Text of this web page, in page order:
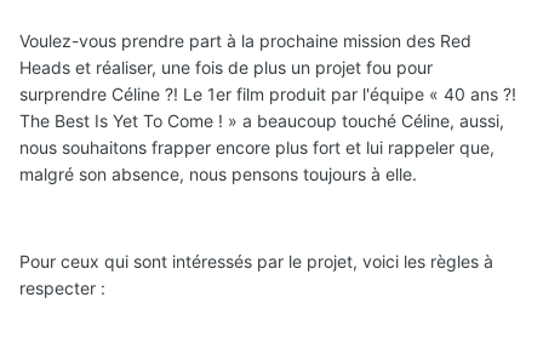
Voulez-vous prendre part à la prochaine mission des Red
Heads et réaliser, une fois de plus un projet fou pour
surprendre Céline ?! Le 1er film produit par l'équipe « 40 ans ?!
The Best Is Yet To Come ! » a beaucoup touché Céline, aussi,
nous souhaitons frapper encore plus fort et lui rappeler que,
malgré son absence, nous pensons toujours à elle.
Pour ceux qui sont intéressés par le projet, voici les règles à
respecter :